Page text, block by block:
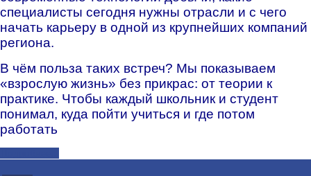
специалисты сегодня нужны отрасли и с чего
начать карьеру в одной из крупнейших компаний
региона.
В чём польза таких встреч? Мы показываем
«взрослую жизнь» без прикрас: от теории к
практике. Чтобы каждый школьник и студент
понимал, куда пойти учиться и где потом
работать